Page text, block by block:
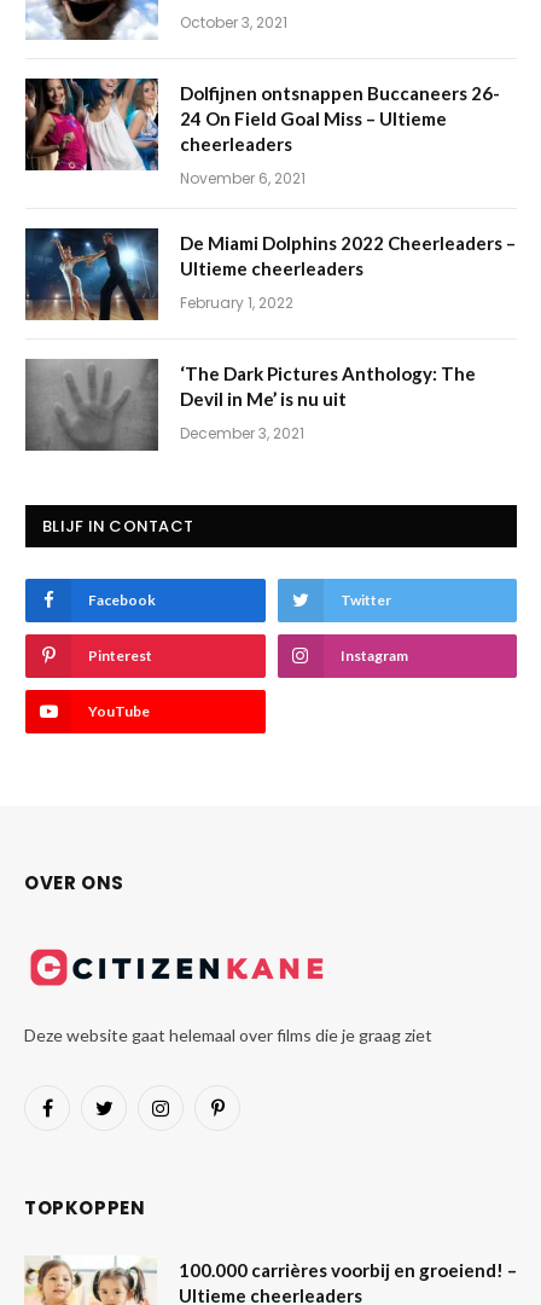
October 3, 2021
Dolfijnen ontsnappen Buccaneers 26-
24 On Field Goal Miss – Ultieme
cheerleaders
November 6, 2021
De Miami Dolphins 2022 Cheerleaders –
Ultieme cheerleaders
February 1, 2022
‘The Dark Pictures Anthology: The
Devil in Me’ is nu uit
December 3, 2021
BLIJF IN CONTACT
Facebook Twitter
Pinterest Instagram
YouTube
OVER ONS
Deze website gaat helemaal over films die je graag ziet
FacebookTwitterInstagramPinterest
TOPKOPPEN
100.000 carrières voorbij en groeiend! –
Ultieme cheerleaders